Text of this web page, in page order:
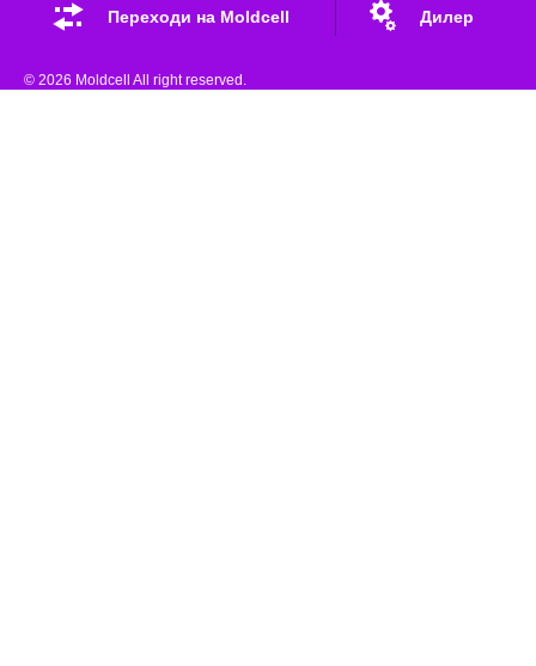
Переходи на Moldcell Дилер
© 2026 Moldcell All right reserved.